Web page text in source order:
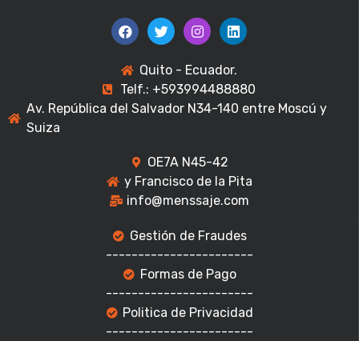
Quito - Ecuador.
Telf.: +593994488880
Av. República del Salvador N34-140 entre Moscú y
Suiza
OE7A N45-42
y Francisco de la Pita
info@menssaje.com
Gestión de Fraudes
-----------------------
Formas de Pago
-----------------------
Politica de Privacidad
-----------------------